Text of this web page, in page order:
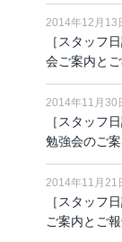
2014年12月13
［スタッフ
会ご案内とご
2014年11月30
［スタッフ
勉強会のご案
2014年11月21
［スタッフ
ご案内とご報